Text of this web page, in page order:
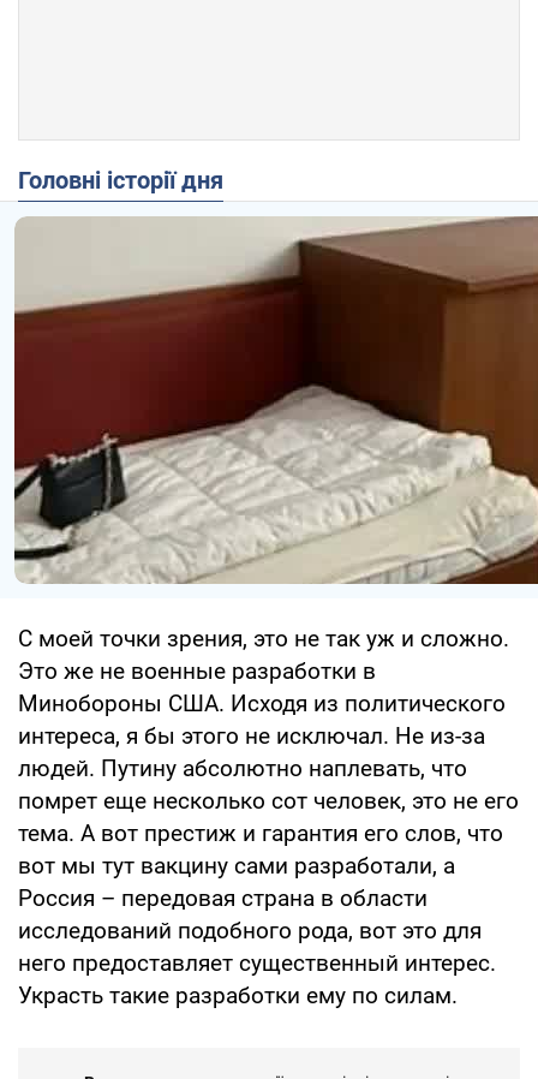
Головні історії дня
С моей точки зрения, это не так уж и сложно.
Это же не военные разработки в
Минобороны США. Исходя из политического
интереса, я бы этого не исключал. Не из-за
людей. Путину абсолютно наплевать, что
помрет еще несколько сот человек, это не его
тема. А вот престиж и гарантия его слов, что
вот мы тут вакцину сами разработали, а
Россия – передовая страна в области
исследований подобного рода, вот это для
него предоставляет существенный интерес.
Украсть такие разработки ему по силам.